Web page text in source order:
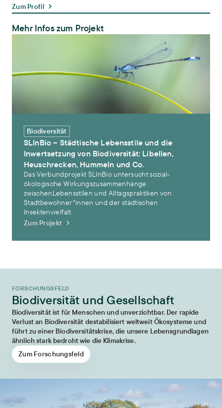
Zum Profil
Mehr Infos zum Projekt
Biodiversität
SLInBio – Städtische Lebensstile und die
Inwertsetzung von Biodiversität: Libellen,
Heuschrecken, Hummeln und Co.
Das Verbundprojekt SLInBio untersucht sozial-
ökologische Wirkungszusammenhänge
zwischenLebensstilen und Alltagspraktiken von
Stadtbewohner*innen und der städtischen
Insektenvielfalt.
Zum Projekt
FORSCHUNGSFELD
Biodiversität und Gesellschaft
Biodiversität ist für Menschen und unverzichtbar. Der rapide
Verlust an Biodiversität destabilisiert weltweit Ökosysteme und
führt zu einer Biodiversitätskrise, die unsere Lebensgrundlagen
ähnlich stark bedroht wie die Klimakrise.
Zum Forschungsfeld